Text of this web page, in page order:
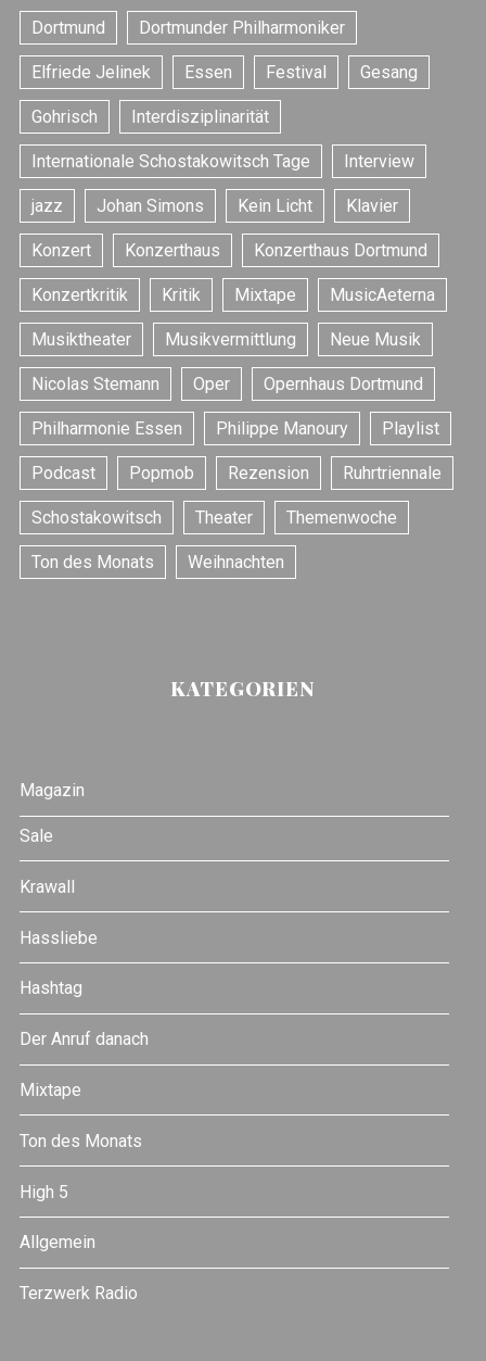
Dortmund Dortmunder Philharmoniker
Elfriede Jelinek Essen Festival Gesang
Gohrisch Interdisziplinarität
Internationale Schostakowitsch Tage Interview
jazz Johan Simons Kein Licht Klavier
Konzert Konzerthaus Konzerthaus Dortmund
Konzertkritik Kritik Mixtape MusicAeterna
Musiktheater Musikvermittlung Neue Musik
Nicolas Stemann Oper Opernhaus Dortmund
Philharmonie Essen Philippe Manoury Playlist
Podcast Popmob Rezension Ruhrtriennale
Schostakowitsch Theater Themenwoche
Ton des Monats Weihnachten
KATEGORIEN
Magazin
Sale
Krawall
Hassliebe
Hashtag
Der Anruf danach
Mixtape
Ton des Monats
High 5
Allgemein
Terzwerk Radio